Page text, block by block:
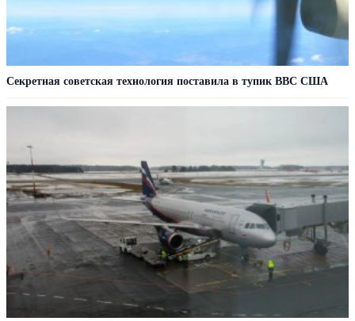
Секретная советская технология поставила в тупик ВВС США